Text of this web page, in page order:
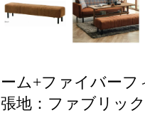
ーム+ファイバー
張地：ファブリッ